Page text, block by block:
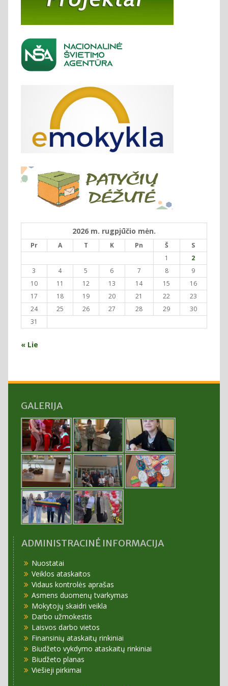
2026 m. rugpjūčio mėn.
Pr A T K Pn Š
S
1
2
3
4 5 6 7 8
9
10
11 12 13 14 15
16
17
18 19 20 21 22
23
24
25 26 27 28 29
30
31
« Lie
GALERIJA
ADMINISTRACINĖ INFORMACIJA
Nuostatai
Veiklos ataskaitos
Vidaus kontrolės aprašas
Asmens duomenų tvarkymas
Mokytojų skaidri veikla
Darbo užmokestis
Laisvos darbo vietos
Finansinių ataskaitų rinkiniai
Biudžeto vykdymo ataskaitų rinkiniai
Biudžeto planas
Viešieji pirkimai